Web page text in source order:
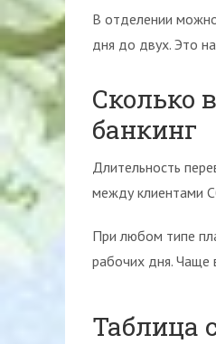
В отделении
дня до двух. Это
Сколько
банкинг
Длительность
между клиентами
При любом типе
рабочих дня. Чаще
Таблица